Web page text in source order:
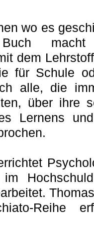
wo es
dem
für Schule
alle, die
über ihre
Lernens
im
Reihe